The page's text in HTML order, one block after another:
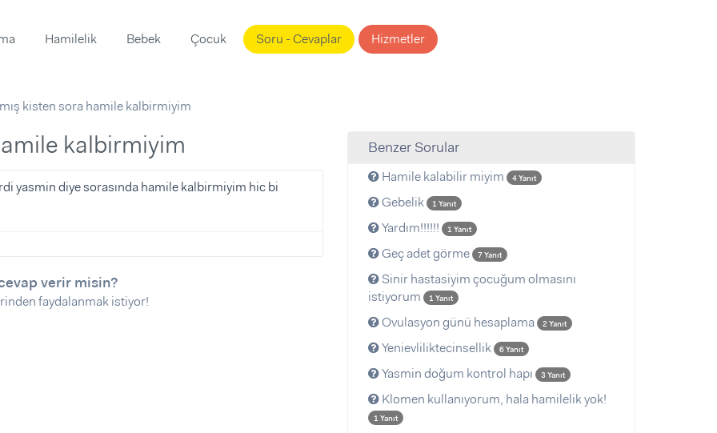
Hamilelik Bebek Çocuk Soru - Cevaplar Hizmetler
kisten sora hamile kalbirmiyim
kalbirmiyim
yasmin diye sorasında hamile kalbirmiyim hic bi
verir misin?
faydalanmak istiyor!
Benzer Sorular
Hamile kalabilir miyim 4 Yanıt
Gebelik 1 Yanıt
Yardım!!!!!! 1 Yanıt
Geç adet görme 7 Yanıt
Sinir hastasiyim çocuğum olmasını
istiyorum
1 Yanıt
Ovulasyon günü hesaplama 2 Yanıt
Yenievliliktecinsellik 6 Yanıt
Yasmin doğum kontrol hapı 3 Yanıt
Klomen kullanıyorum, hala hamilelik yok!
1 Yanıt